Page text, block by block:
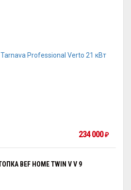
234 000 ₽
BEF HOME TWIN V V 9